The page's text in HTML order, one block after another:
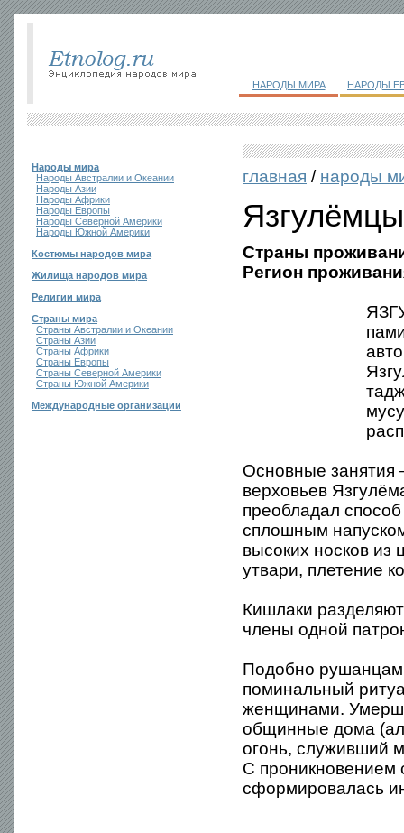
НАРОДЫ МИРА НАРОДЫ
Народы мира
Народы Австралии и Океании
Народы Азии
Народы Африки
Народы Европы
Народы Северной Америки
Народы Южной Америки
Костюмы народов мира
Жилища народов мира
Религии мира
Страны мира
Страны Австралии и Океании
Страны Азии
Страны Африки
Страны Европы
Страны Северной Америки
Страны Южной Америки
Международные организации
главная / народы
Язгулёмцы
Страны
Регион
Основные занятия
верховьев
преобладал
сплошным
высоких носков
утвари, плетение
Кишлаки
члены одной
Подобно
поминальный
женщинами.
общинные дома
огонь, служивший
С проникновением
сформировалась